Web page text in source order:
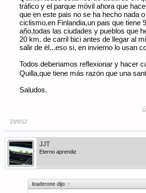
tráfico y el parque móvil ahora que
que en este pais no se ha hecho nada
ciclismo,en Finlandia,un pais que tiene
año,todas las ciudades y pueblos que
20 km. de carril bici antes de llegar al
salir de él...eso si, en invierno lo usan
Todos deberiamos reflexionar y hacer
Quilla,que tiene más razón que una
Saludos.
23/9/12
JJT
Eterno aprendiz
leaderone dijo: ↑